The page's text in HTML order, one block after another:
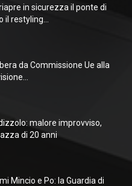
in sicurezza il ponte di
restyling...
da Commissione Ue alla
malore improvviso,
di 20 anni
Mincio e Po: la Guardia di